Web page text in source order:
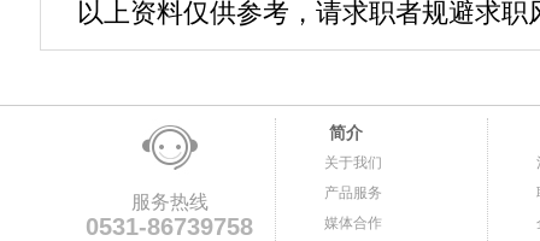
以上资料仅供参考，请求职者规避求职
服务热线
0531-86739758
简介
关于我们
产品服务
媒体合作